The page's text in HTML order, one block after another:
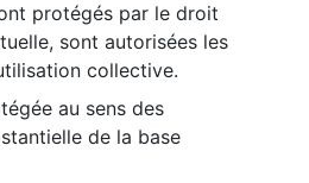
protégés par le droit
sont autorisées les
collective.
au sens des
de la base